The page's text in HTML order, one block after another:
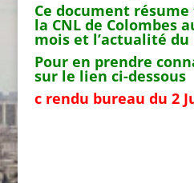
Ce document
la CNL de Colombes
mois et l’actualité
Pour en prendre
sur le lien ci-dessous
c rendu bureau du 2